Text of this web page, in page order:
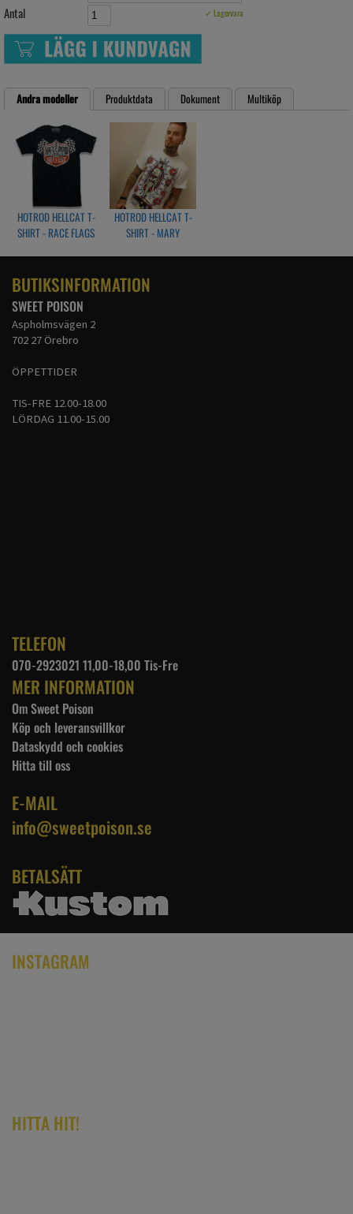
Antal
✓ Lagervara
Andra modeller Produktdata Dokument Multiköp
HOTROD HELLCAT T-
SHIRT - RACE FLAGS
HOTROD HELLCAT T-
SHIRT - MARY
BUTIKSINFORMATION
SWEET POISON
Aspholmsvägen 2
702 27 Örebro
ÖPPETTIDER
TIS-FRE 12.00-18.00
LÖRDAG 11.00-15.00
TELEFON
070-2923021 11,00-18,00 Tis-Fre
MER INFORMATION
Om Sweet Poison
Köp och leveransvillkor
Dataskydd och cookies
Hitta till oss
E-MAIL
info@sweetpoison.se
BETALSÄTT
INSTAGRAM
HITTA HIT!